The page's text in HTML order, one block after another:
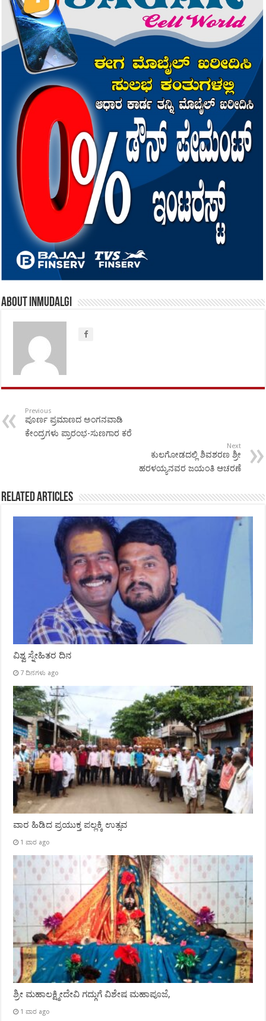
About inmudalgi
Previous
ಪೂರ್ಣ ಪ್ರಮಾಣದ ಅಂಗನವಾಡಿ
ಕೇಂದ್ರಗಳು ಪ್ರಾರಂಭ-ಸುಣಗಾರ ಕರೆ
Next
ಕುಲಗೋಡದಲ್ಲಿ ಶಿವಶರಣ ಶ್ರೀ
ಹರಳಯ್ಯನವರ ಜಯಂತಿ ಆಚರಣೆ
Related Articles
ವಿಶ್ವ ಸ್ನೇಹಿತರ ದಿನ
7 ದಿನಗಳು ago
ವಾರ ಹಿಡಿದ ಪ್ರಯುಕ್ತ ಪಲ್ಲಕ್ಕಿ ಉತ್ಸವ
1 ವಾರ ago
ಶ್ರೀ ಮಹಾಲಕ್ಷ್ಮೀದೇವಿ ಗದ್ಗುಗೆ ವಿಶೇಷ ಮಹಾಪೂಜೆ,
1 ವಾರ ago